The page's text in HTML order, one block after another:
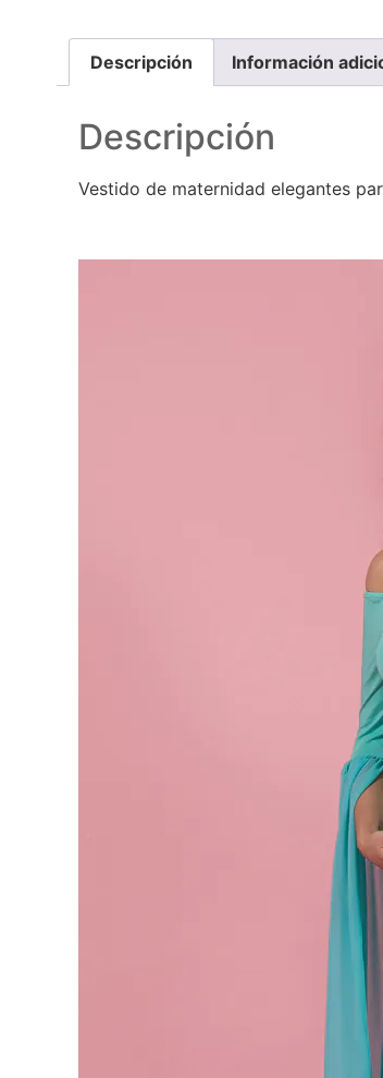
Descripción Información
Descripción
Vestido de maternidad elegantes